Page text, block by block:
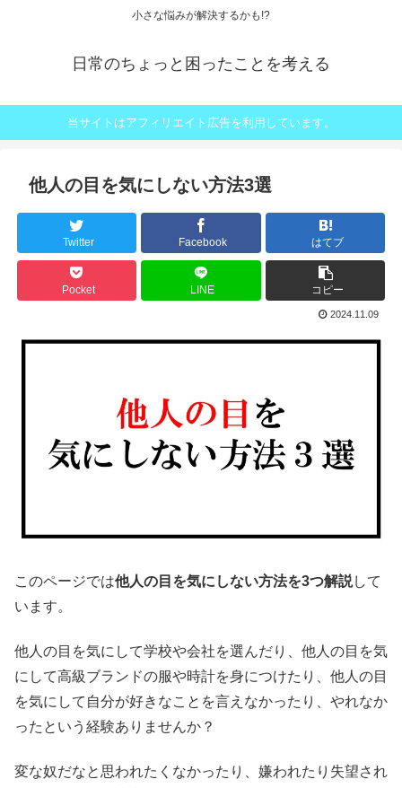
小さな悩みが解決するかも!?
日常のちょっと困ったことを考える
当サイトはアフィリエイト広告を利用しています。
他人の目を気にしない方法3選
Twitter Facebook はてブ
Pocket LINE コピー
2024.11.09
このページでは他人の目を気にしない方法を3つ解説して
います。
他人の目を気にして学校や会社を選んだり、他人の目を気
にして高級ブランドの服や時計を身につけたり、他人の目
を気にして自分が好きなことを言えなかったり、やれなか
ったという経験ありませんか？
変な奴だなと思われたくなかったり、嫌われたり失望され